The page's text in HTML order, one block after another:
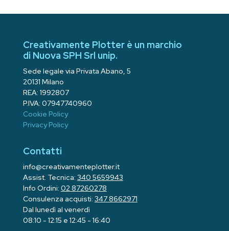
Creativamente Plotter è un marchio
di Nuova SPH Srl unip.
Sede legale via Privata Abano, 5
20131 Milano
REA: 1992807
P.IVA: 07947740960
Cookie Policy
Privacy Policy
Contatti
info@creativamenteplotter.it
Assist. Tecnica: 340 5659943
Info Ordini: 02 87260278
Consulenza acquisti: 347 8662971
Dal lunedì al venerdì
08:10 - 12:15 e 12:45 - 16:40